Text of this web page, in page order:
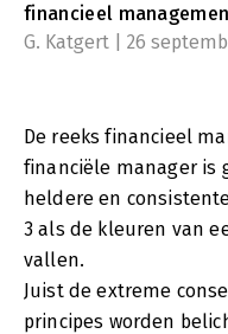
financieel
G. Katgert | 26
De reeks financieel
financiële manager is
heldere en
3 als de kleuren van
vallen.
Juist de extreme
principes worden